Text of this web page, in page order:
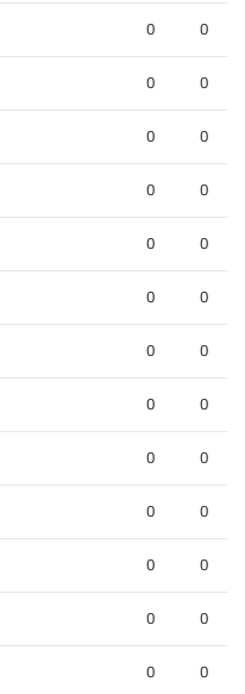
0 0
0 0
0 0
0 0
0 0
0 0
0 0
0 0
0 0
0 0
0 0
0 0
0 0